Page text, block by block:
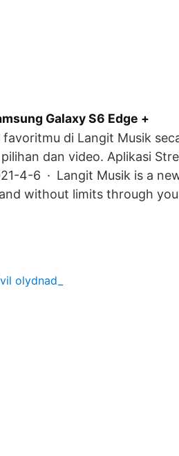
Galaxy S6 Edge +
di Langit Musik
dan video. Aplikasi
4-6 · Langit Musik is a
without limits through
olydnad_